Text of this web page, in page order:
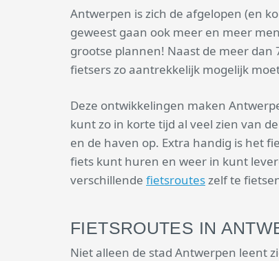
Antwerpen is zich de afgelopen (en
geweest gaan ook meer en meer
grootse plannen! Naast de meer dan
fietsers zo aantrekkelijk mogelijk
Deze ontwikkelingen maken
kunt zo in korte tijd al veel zien van
en de haven op. Extra handig is het
fiets kunt huren en weer in kunt
verschillende fietsrouteszelf te
FIETSROUTES IN
Niet alleen de stad Antwerpen leent